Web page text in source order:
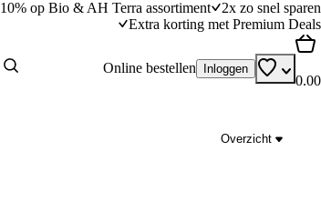
10% op Bio & AH Terra assortiment
2x zo snel sparen
Extra korting met Premium Deals
Online bestellen Inloggen
0.00
Overzicht